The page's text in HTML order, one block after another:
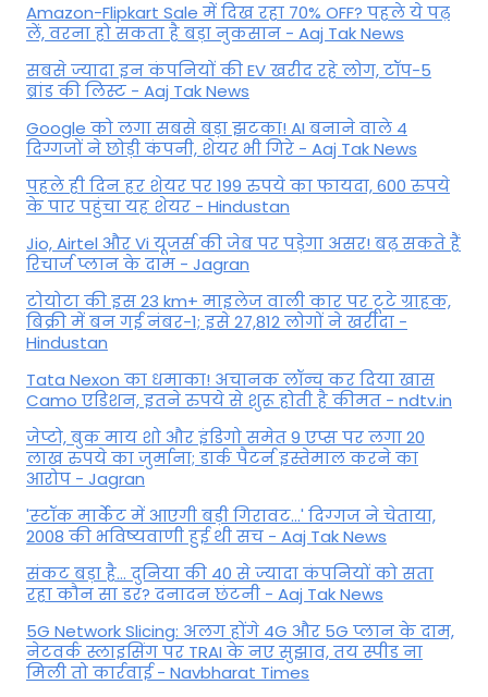
Amazon-Flipkart Sale में दिख रहा 70% OFF? पहले ये पढ़
लें, वरना हो सकता है बड़ा नुकसान - Aaj Tak News
सबसे ज्यादा इन कंपनियों की EV खरीद रहे लोग, टॉप-5
ब्रांड की लिस्ट - Aaj Tak News
Google को लगा सबसे बड़ा झटका! AI बनाने वाले 4
दिग्गजों ने छोड़ी कंपनी, शेयर भी गिरे - Aaj Tak News
पहले ही दिन हर शेयर पर 199 रुपये का फायदा, 600 रुपये
के पार पहुंचा यह शेयर - Hindustan
Jio, Airtel और Vi यूजर्स की जेब पर पड़ेगा असर! बढ़ सकते हैं
रिचार्ज प्लान के दाम - Jagran
टोयोटा की इस 23 km+ माइलेज वाली कार पर टूटे ग्राहक,
बिक्री में बन गई नंबर-1; इसे 27,812 लोगों ने खरीदा -
Hindustan
Tata Nexon का धमाका! अचानक लॉन्च कर दिया खास
Camo एडिशन, इतने रुपये से शुरू होती है कीमत - ndtv.in
जेप्टो, बुक माय शो और इंडिगो समेत 9 एप्स पर लगा 20
लाख रुपये का जुर्माना; डार्क पैटर्न इस्तेमाल करने का
आरोप - Jagran
'स्‍टॉक मार्केट में आएगी बड़ी गिरावट...' दिग्‍गज ने चेताया,
2008 की भविष्यवाणी हुई थी सच - Aaj Tak News
संकट बड़ा है... दुनिया की 40 से ज्यादा कंपनियों को सता
रहा कौन सा डर? दनादन छंटनी - Aaj Tak News
5G Network Slicing: अलग होंगे 4G और 5G प्लान के दाम,
नेटवर्क स्लाइसिंग पर TRAI के नए सुझाव, तय स्पीड ना
मिली तो कार्रवाई - Navbharat Times